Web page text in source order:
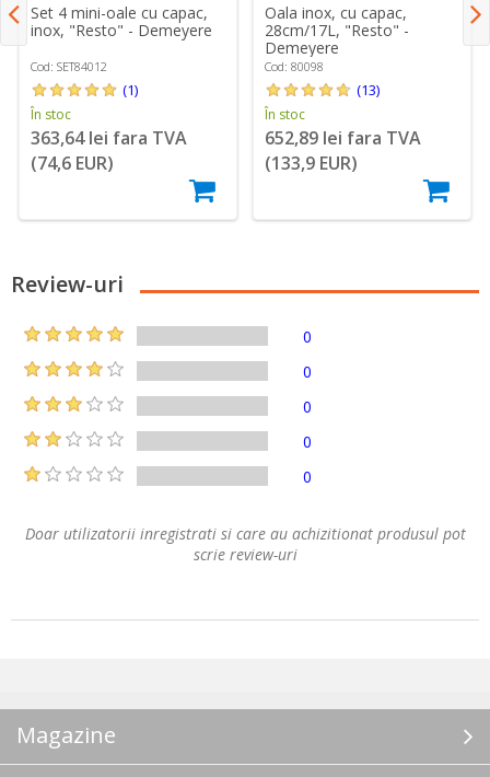
Set 4 mini-oale cu capac,
inox, "Resto" - Demeyere
Cod: SET84012
(1)
În stoc
363,64 lei fara TVA
(74,6 EUR)
Oala inox, cu capac,
28cm/17L, "Resto" -
Demeyere
Cod: 80098
(13)
În stoc
652,89 lei fara TVA
(133,9 EUR)
Review-uri
0
0
0
0
0
Doar utilizatorii inregistrati si care au achizitionat produsul pot
scrie review-uri
Magazine